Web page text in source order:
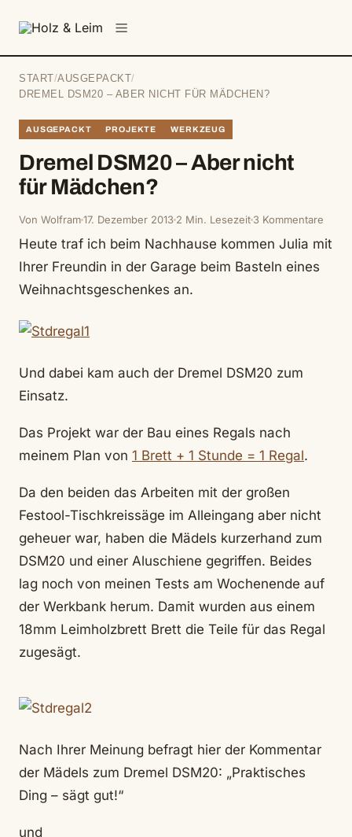
START /AUSGEPACKT /
DREMEL DSM20 – ABER NICHT FÜR MÄDCHEN?
AUSGEPACKT PROJEKTE WERKZEUG
Dremel DSM20 – Aber nicht
für Mädchen?
Von Wolfram17. Dezember 2013 2 Min. Lesezeit 3 Kommentare
Heute traf ich beim Nachhause kommen Julia mit
Ihrer Freundin in der Garage beim Basteln eines
Weihnachtsgeschenkes an.
Und dabei kam auch der Dremel DSM20 zum
Einsatz.
Das Projekt war der Bau eines Regals nach
meinem Plan von 1 Brett + 1 Stunde = 1 Regal.
Da den beiden das Arbeiten mit der großen
Festool-Tischkreissäge im Alleingang aber nicht
geheuer war, haben die Mädels kurzerhand zum
DSM20 und einer Aluschiene gegriffen. Beides
lag noch von meinen Tests am Wochenende auf
der Werkbank herum. Damit wurden aus einem
18mm Leimholzbrett Brett die Teile für das Regal
zugesägt.
Nach Ihrer Meinung befragt hier der Kommentar
der Mädels zum Dremel DSM20: „Praktisches
Ding – sägt gut!“
und